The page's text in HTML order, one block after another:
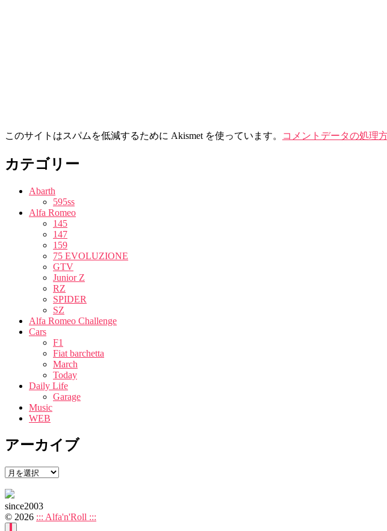
このサイトはスパムを低減するために Akismet を使っています。 コメントデータの処理
カテゴリー
Abarth
595ss
Alfa Romeo
145
147
159
75 EVOLUZIONE
GTV
Junior Z
RZ
SPIDER
SZ
Alfa Romeo Challenge
Cars
F1
Fiat barchetta
March
Today
Daily Life
Garage
Music
WEB
アーカイブ
ア
カ
イ
ブ
since2003
© 2026 ::: Alfa'n'Roll :::